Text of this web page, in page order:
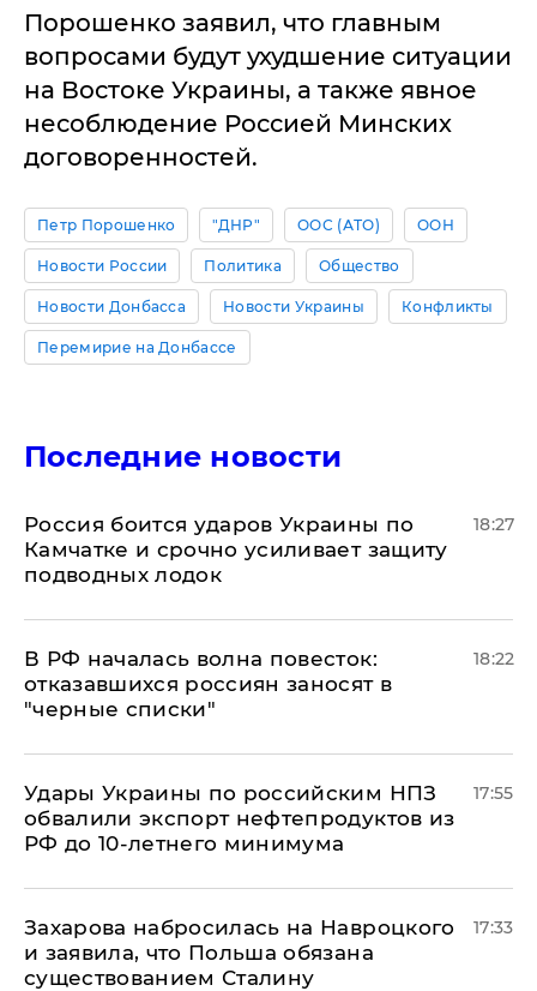
Порошенко заявил, что главным
вопросами будут ухудшение ситуации
на Востоке Украины, а также явное
несоблюдение Россией Минских
договоренностей.
Петр Порошенко "ДНР" ООС (АТО) ООН
Новости России Политика Общество
Новости Донбасса Новости Украины Конфликты
Перемирие на Донбассе
Последние новости
Россия боится ударов Украины по
Камчатке и срочно усиливает защиту
подводных лодок
18:27
​В РФ началась волна повесток:
отказавшихся россиян заносят в
"черные списки"
18:22
Удары Украины по российским НПЗ
обвалили экспорт нефтепродуктов из
РФ до 10-летнего минимума
17:55
​Захарова набросилась на Навроцкого
и заявила, что Польша обязана
существованием Сталину
17:33